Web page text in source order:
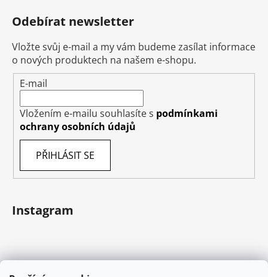
Odebírat newsletter
Vložte svůj e-mail a my vám budeme zasílat informace
o nových produktech na našem e-shopu.
E-mail
Vložením e-mailu souhlasíte s podmínkami
ochrany osobních údajů
PŘIHLÁSIT SE
Instagram